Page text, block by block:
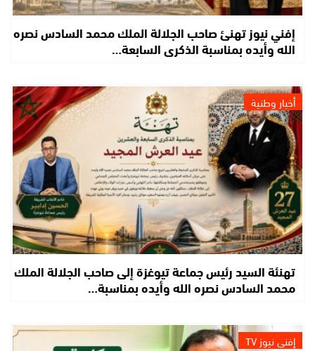
إفني نيوز تهنئ صاحب الجلالة الملك محمد السادس نصره
الله وأيده بمناسبة الذكرى السابعة…
أخبار وطنية
تهنئة السيد رئيس جماعة تيوغزة إلى صاحب الجلالة الملك
محمد السادس نصره الله وأيده بمناسبة…
إفني نيوز TV